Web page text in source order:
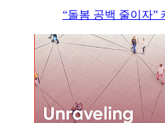
“돌봄 공백 줄이자”